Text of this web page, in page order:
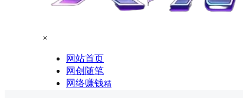
×
网站首页
网创随笔
网络赚钱精